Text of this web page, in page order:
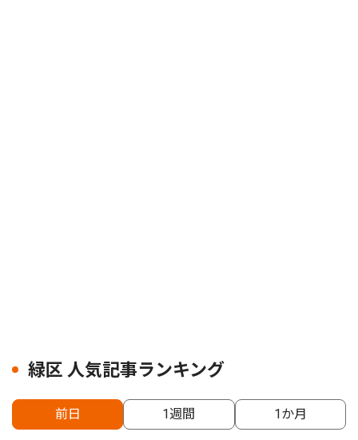
緑区 人気記事ランキング
前日 1週間 1か月